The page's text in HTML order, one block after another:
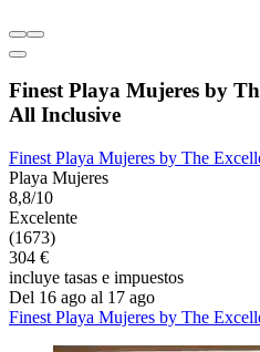
Finest Playa Mujeres by
All Inclusive
Finest Playa Mujeres by The
Playa Mujeres
8,8/10
Excelente
(1673)
304 €
incluye tasas e impuestos
Del 16 ago al 17 ago
Finest Playa Mujeres by The